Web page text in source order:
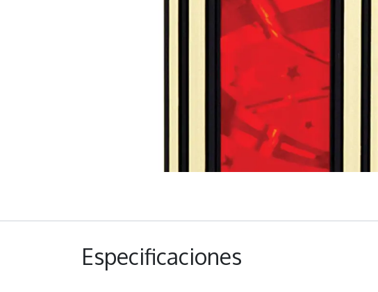
Especificaciones